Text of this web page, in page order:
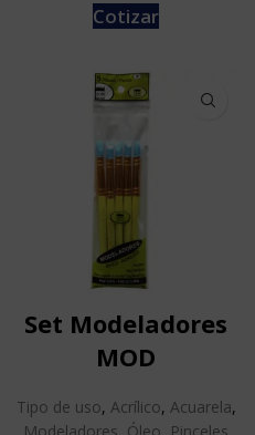
Cotizar
Set Modeladores
MOD
Tipo de uso, Acrílico, Acuarela,